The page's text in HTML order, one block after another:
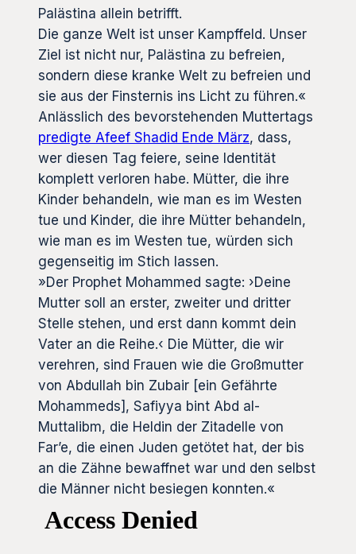
Palästina allein betrifft.
Die ganze Welt ist unser Kampffeld. Unser
Ziel ist nicht nur, Palästina zu befreien,
sondern diese kranke Welt zu befreien und
sie aus der Finsternis ins Licht zu führen.«
Anlässlich des bevorstehenden Muttertags
predigte Afeef Shadid Ende März, dass,
wer diesen Tag feiere, seine Identität
komplett verloren habe. Mütter, die ihre
Kinder behandeln, wie man es im Westen
tue und Kinder, die ihre Mütter behandeln,
wie man es im Westen tue, würden sich
gegenseitig im Stich lassen.
»Der Prophet Mohammed sagte: ›Deine
Mutter soll an erster, zweiter und dritter
Stelle stehen, und erst dann kommt dein
Vater an die Reihe.‹ Die Mütter, die wir
verehren, sind Frauen wie die Großmutter
von Abdullah bin Zubair [ein Gefährte
Mohammeds], Safiyya bint Abd al-
Muttalibm, die Heldin der Zitadelle von
Far’e, die einen Juden getötet hat, der bis
an die Zähne bewaffnet war und den selbst
die Männer nicht besiegen konnten.«